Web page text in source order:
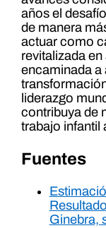
años el
de manera
actuar como
revitalizada
encaminada a
liderazgo
contribuya de
trabajo infantil
Fuentes
Ginebra,